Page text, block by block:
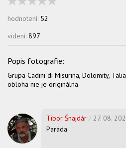
hodnotení: 52
videní: 897
Grupa Cadini di Misurina, Dolomity,
obloha nie je originálna.
Tibor Šnajdár / 27. 08.
Paráda